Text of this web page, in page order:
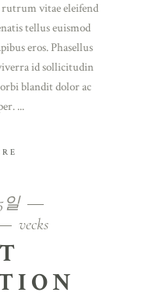
vitae eleifend
tellus euismod
eros. Phasellus
id sollicitudin
blandit dolor ac
일
vecks